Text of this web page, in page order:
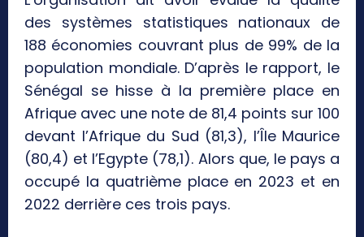
des systèmes statistiques nationaux de
188 économies couvrant plus de 99% de la
population mondiale. D’après le rapport, le
Sénégal se hisse à la première place en
Afrique avec une note de 81,4 points sur 100
devant l’Afrique du Sud (81,3), l’Île Maurice
(80,4) et l’Egypte (78,1). Alors que, le pays a
occupé la quatrième place en 2023 et en
2022 derrière ces trois pays.